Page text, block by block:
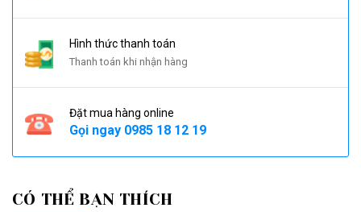
Hình thức thanh toán
Thanh toán khi nhận hàng
Đặt mua hàng online
Gọi ngay 0985 18 12 19
CÓ THỂ BẠN THÍCH